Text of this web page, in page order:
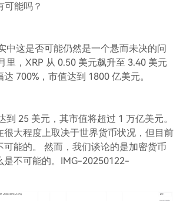
可能吗？
中这是否可能仍然是一个悬而未决的问
里，XRP 从 0.50 美元飙升至 3.40 美元
700%，市值达到 1800 亿美元。
到 25 美元，其市值将超过 1 万亿美元。
很大程度上取决于世界货币状况，但目前
可能的。 然而，我们谈论的是加密货币
不可能的。IMG-20250122-